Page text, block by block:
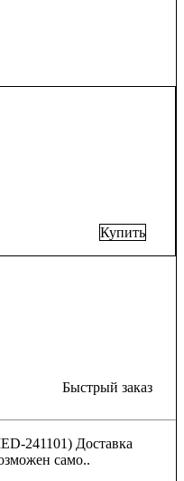
Купить
Быстрый заказ
241101) Доставка
само..